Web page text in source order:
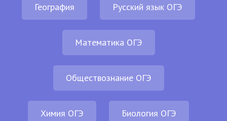
География Русский язык ОГЭ
Математика ОГЭ
Обществознание ОГЭ
Химия ОГЭ Биология ОГЭ